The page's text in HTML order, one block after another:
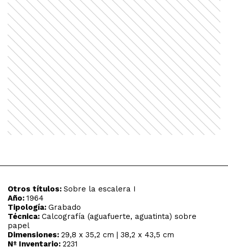
Otros títulos: Sobre la escalera I
Año: 1964
Tipología: Grabado
Técnica: Calcografía (aguafuerte, aguatinta) sobre
papel
Dimensiones: 29,8 x 35,2 cm | 38,2 x 43,5 cm
Nº Inventario: 2231